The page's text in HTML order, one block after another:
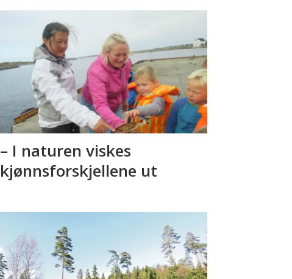
– I naturen viskes
kjønnsforskjellene ut